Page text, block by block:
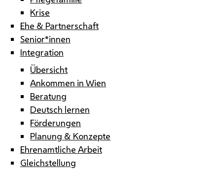
Krise
Ehe & Partnerschaft
Senior*innen
Integration
Übersicht
Ankommen in Wien
Beratung
Deutsch lernen
Förderungen
Planung & Konzepte
Ehrenamtliche Arbeit
Gleichstellung